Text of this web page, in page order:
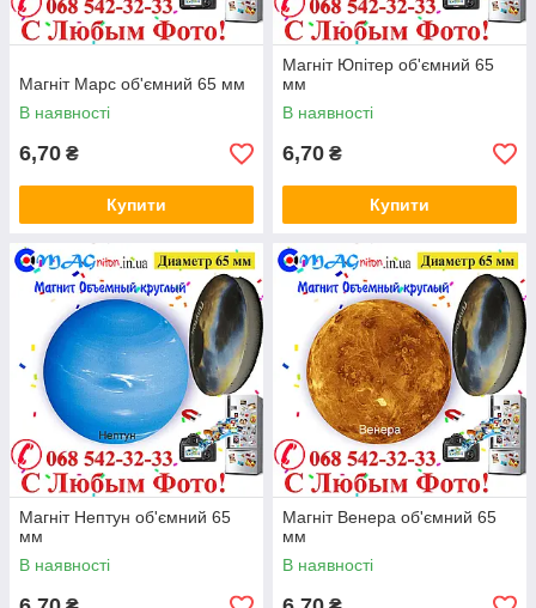
Магніт Марс об'ємний 65 мм
В наявності
6,70 ₴
Купити
Магніт Юпітер об'ємний 65
мм
В наявності
6,70 ₴
Купити
Магніт Нептун об'ємний 65
мм
В наявності
Магніт Венера об'ємний 65
мм
В наявності